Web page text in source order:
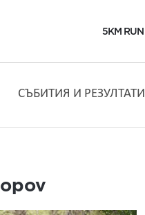
5KM RUN
СЪБИТИЯ И РЕЗУЛТАТИ